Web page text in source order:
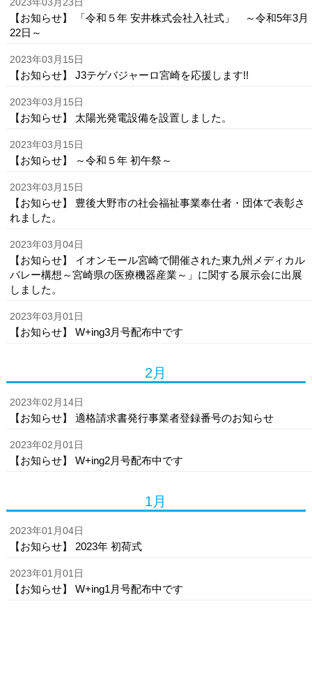
【お知らせ】 「令和５年 安井株式会社入社式」 ～令和5年3月
22日～
2023年03月15日
【お知らせ】 J3テゲバジャーロ宮崎を応援します!!
2023年03月15日
【お知らせ】 太陽光発電設備を設置しました。
2023年03月15日
【お知らせ】 ～令和５年 初午祭～
2023年03月15日
【お知らせ】 豊後大野市の社会福祉事業奉仕者・団体で表彰さ
れました。
2023年03月04日
【お知らせ】 イオンモール宮崎で開催された東九州メディカル
バレー構想～宮崎県の医療機器産業～」に関する展示会に出展
しました。
2023年03月01日
【お知らせ】 W+ing3月号配布中です
2月
2023年02月14日
【お知らせ】 適格請求書発行事業者登録番号のお知らせ
2023年02月01日
【お知らせ】 W+ing2月号配布中です
1月
2023年01月04日
【お知らせ】 2023年 初荷式
2023年01月01日
【お知らせ】 W+ing1月号配布中です